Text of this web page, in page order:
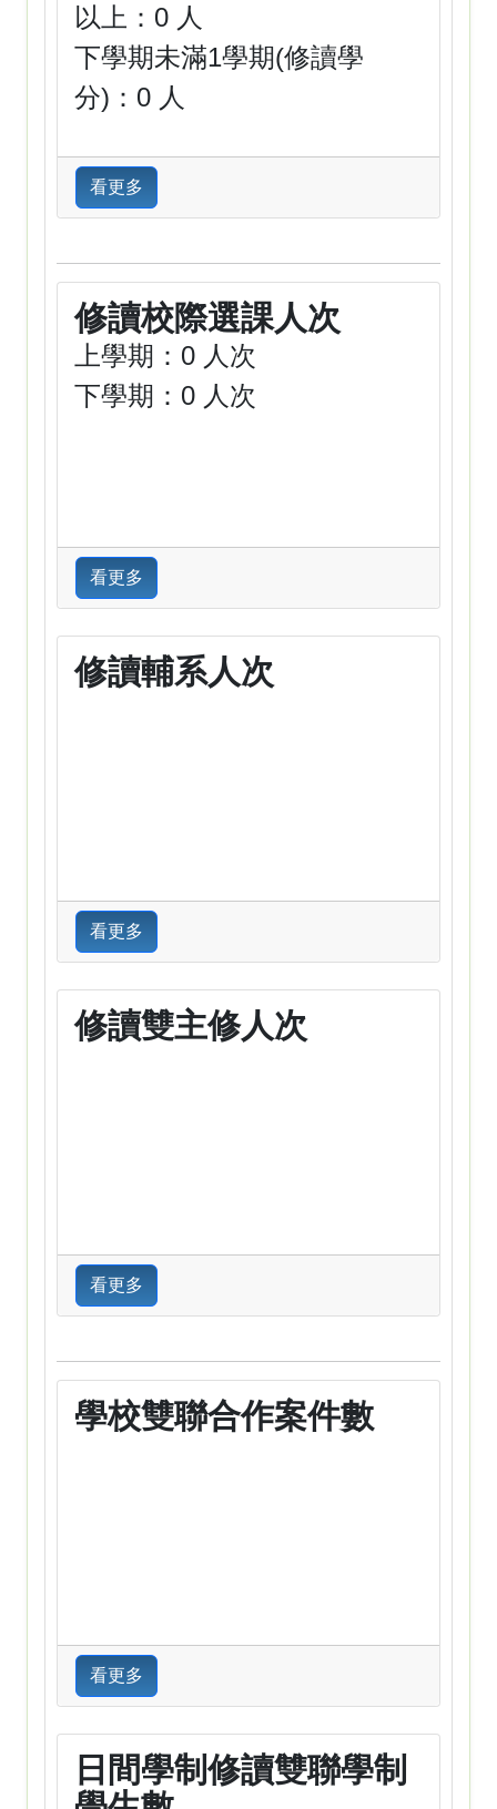
以上：0 人
下學期未滿1學期(修讀學
分)：0 人
看更多
修讀校際選課人次
上學期：0 人次
下學期：0 人次
看更多
修讀輔系人次
看更多
修讀雙主修人次
看更多
學校雙聯合作案件數
看更多
日間學制修讀雙聯學制